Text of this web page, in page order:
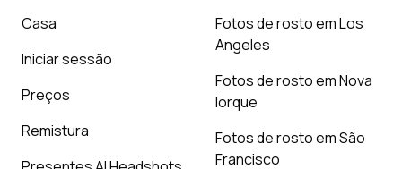
Casa
Iniciar sessão
Preços
Remistura
Fotos de rosto em Los
Angeles
Fotos de rosto em Nova
Iorque
Fotos de rosto em São
Francisco